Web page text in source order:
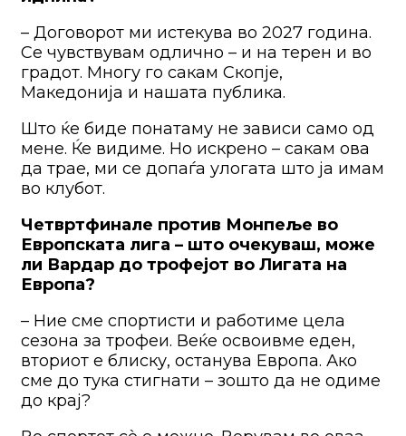
– Договорот ми истекува во 2027 година.
Се чувствувам одлично – и на терен и во
градот. Многу го сакам Скопје,
Македонија и нашата публика.
Што ќе биде понатаму не зависи само од
мене. Ќе видиме. Но искрено – сакам ова
да трае, ми се допаѓа улогата што ја имам
во клубот.
Четвртфинале против Монпеље во
Европската лига – што очекуваш, може
ли Вардар до трофејот во Лигата на
Европа?
– Ние сме спортисти и работиме цела
сезона за трофеи. Веќе освоивме еден,
вториот е блиску, останува Европа. Ако
сме до тука стигнати – зошто да не одиме
до крај?